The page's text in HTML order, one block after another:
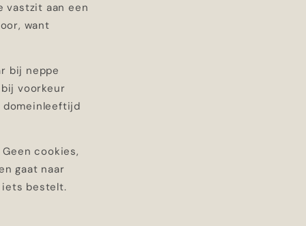
vastzit aan een
want
bij neppe
voorkeur
domeinleeftijd
cookies,
gaat naar
iets bestelt.